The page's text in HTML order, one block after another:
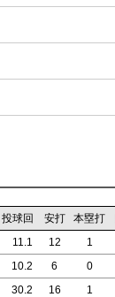
投球回 安打 本塁打
11.1 12 1
10.2 6 0
30.2 16 1